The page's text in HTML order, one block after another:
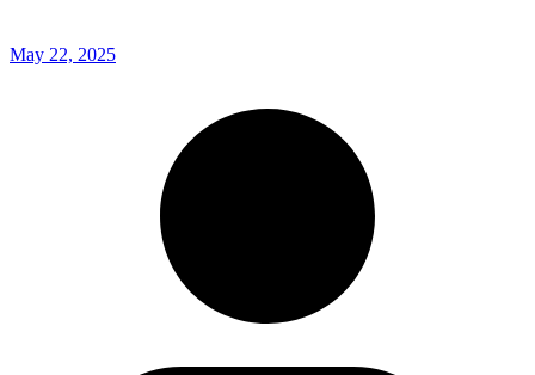
May 22, 2025